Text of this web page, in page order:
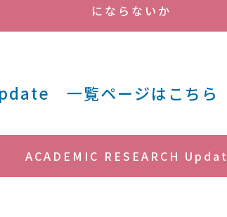
にならないか
一覧ページはこちら
ACADEMIC RESEARCH